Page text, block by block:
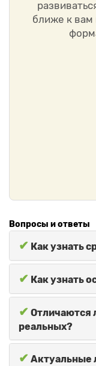
ближе к вам
Вопросы и ответы
✔ Как узнать
✔ Как узнать
✔ Отличаются
реальных?
✔ Актуальные